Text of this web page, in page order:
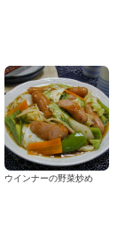
ウインナーの野菜炒め